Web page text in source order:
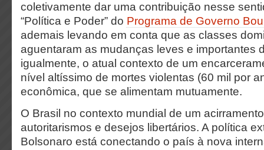
coletivamente dar uma contribuição nesse
“Política e Poder” do Programa de Governo
ademais levando em conta que as classes
aguentaram as mudanças leves e importantes
igualmente, o atual contexto de um
nível altíssimo de mortes violentas (60 mil por
econômica, que se alimentam mutuamente.
O Brasil no contexto mundial de um
autoritarismos e desejos libertários. A política
Bolsonaro está conectando o país à nova